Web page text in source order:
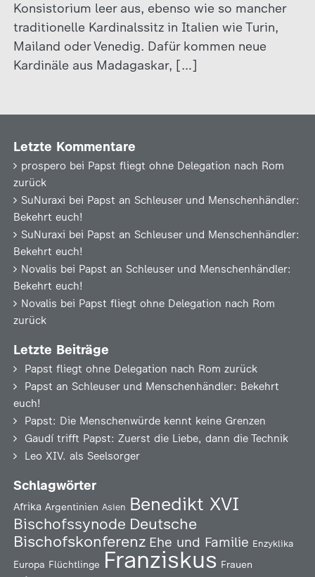
Konsistorium leer aus, ebenso wie so mancher
traditionelle Kardinalssitz in Italien wie Turin,
Mailand oder Venedig. Dafür kommen neue
Kardinäle aus Madagaskar, […]
Letzte Kommentare
prospero bei Papst fliegt ohne Delegation nach Rom
zurück
SuNuraxi bei Papst an Schleuser und Menschenhändler:
Bekehrt euch!
SuNuraxi bei Papst an Schleuser und Menschenhändler:
Bekehrt euch!
Novalis bei Papst an Schleuser und Menschenhändler:
Bekehrt euch!
Novalis bei Papst fliegt ohne Delegation nach Rom
zurück
Letzte Beiträge
Papst fliegt ohne Delegation nach Rom zurück
Papst an Schleuser und Menschenhändler: Bekehrt
euch!
Papst: Die Menschenwürde kennt keine Grenzen
Gaudí trifft Papst: Zuerst die Liebe, dann die Technik
Leo XIV. als Seelsorger
Schlagwörter
Afrika Argentinien Asien Benedikt XVI
Bischofssynode Deutsche
Bischofskonferenz Ehe und Familie Enzyklika
Europa Flüchtlinge Franziskus Frauen